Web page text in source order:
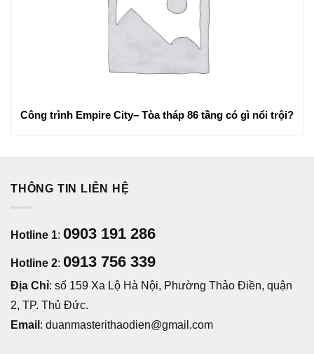
Công trình Empire City– Tòa tháp 86 tầng có gì nổi trội?
THÔNG TIN LIÊN HỆ
Hotline 1: 0903 191 286
Hotline 2: 0913 756 339
Địa Chỉ: số 159 Xa Lộ Hà Nội, Phường Thảo Điền, quận
2, TP. Thủ Đức.
Email : duanmasterithaodien@gmail.com